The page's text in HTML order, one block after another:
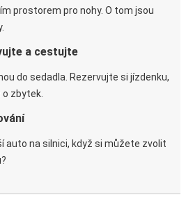
prostorem pro nohy. O tom jsou
a cestujte
do sedadla. Rezervujte si jízdenku,
zbytek.
auto na silnici, když si můžete zvolit